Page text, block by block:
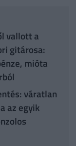
vallott a
gitárosa:
mióta
váratlan
az egyik